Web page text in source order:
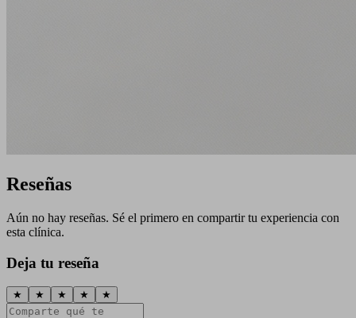
Reseñas
Aún no hay reseñas. Sé el primero en compartir tu experiencia con
esta clínica.
Deja tu reseña
★ ★ ★ ★ ★